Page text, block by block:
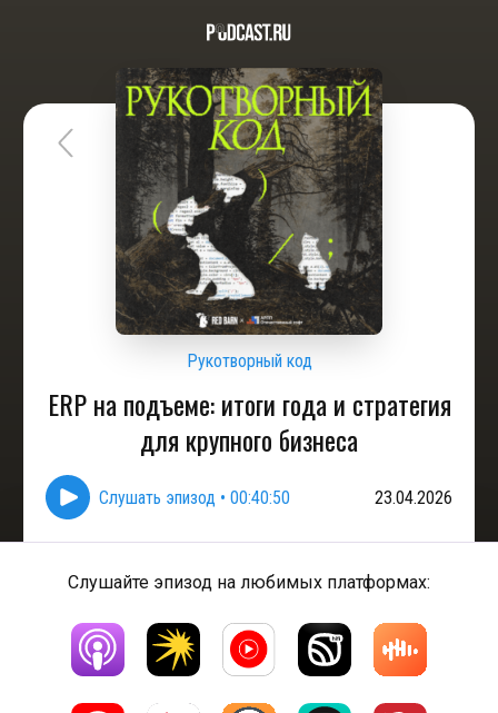
Рукотворный код
ERP на подъеме: итоги года и стратегия
для крупного бизнеса
Слушать эпизод • 00:40:50 23.04.2026
Слушайте эпизод на любимых платформах: